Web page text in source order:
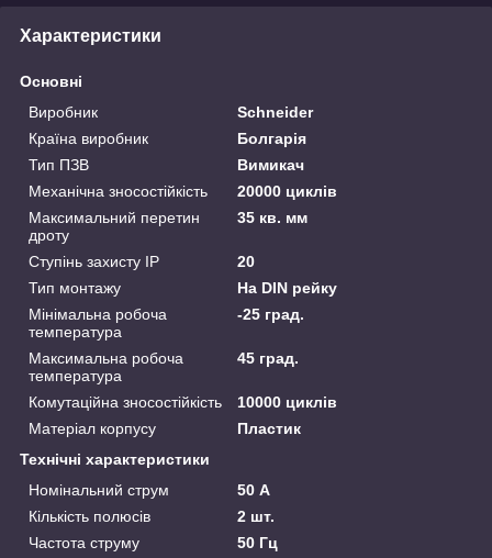
Характеристики
Основні
Виробник
Schneider
Країна виробник
Болгарія
Тип ПЗВ
Вимикач
Механічна зносостійкість
20000 циклів
Максимальний перетин
дроту
35 кв. мм
Ступінь захисту IP
20
Тип монтажу
На DIN рейку
Мінімальна робоча
температура
-25 град.
Максимальна робоча
температура
45 град.
Комутаційна зносостійкість
10000 циклів
Матеріал корпусу
Пластик
Технічні характеристики
Номінальний струм
50 А
Кількість полюсів
2 шт.
Частота струму
50 Гц